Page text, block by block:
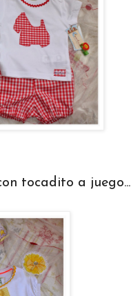
tocadito a juego...